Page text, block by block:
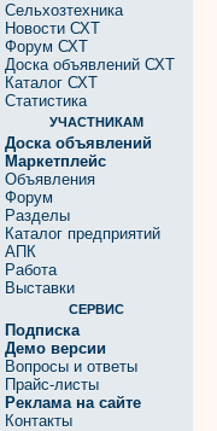
Сельхозтехника
Новости СХТ
Форум СХТ
Доска объявлений СХТ
Каталог СХТ
Статистика
УЧАСТНИКАМ
Доска объявлений
Маркетплейс
Объявления
Форум
Разделы
Каталог предприятий
АПК
Работа
Выставки
СЕРВИС
Подписка
Демо версии
Вопросы и ответы
Прайс-листы
Реклама на сайте
Контакты